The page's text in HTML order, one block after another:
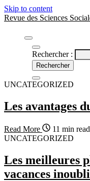
Skip to content
Revue des Sciences
Rechercher :
UNCATEGORIZED
Les avantages
Read More
11 min read
UNCATEGORIZED
Les meilleures
vacances